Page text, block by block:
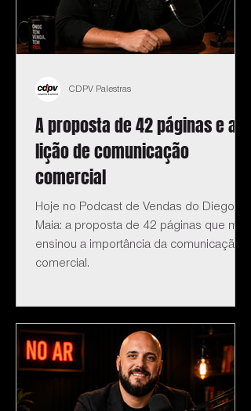
A proposta de 42 páginas e a
lição de comunicação
comercial
Hoje no Podcast de Vendas do Diego
Maia: a proposta de 42 páginas que me
ensinou a importância da comunicação
comercial.
CDPV Palestras